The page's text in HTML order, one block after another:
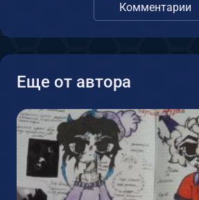
Комментарии
Еще от автора